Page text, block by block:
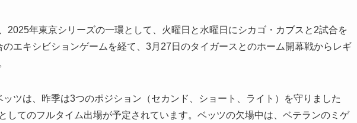
2025年東京シリーズの一環として、火曜日と水曜日にシカゴ・カブスと2試合を
エキシビションゲームを経て、3月27日のタイガースとのホーム開幕戦からレギ
ツは、昨季は3つのポジション（セカンド、ショート、ライト）を守りました
してのフルタイム出場が予定されています。ベッツの欠場中は、ベテランのミゲ